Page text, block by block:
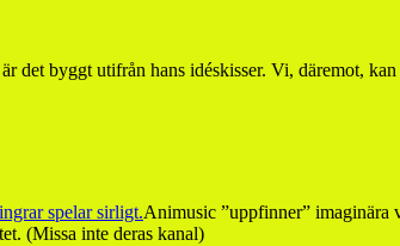
det byggt utifrån hans idéskisser. Vi, däremot, kan
Animusic ”uppfinner” imaginära
(Missa inte deras kanal)